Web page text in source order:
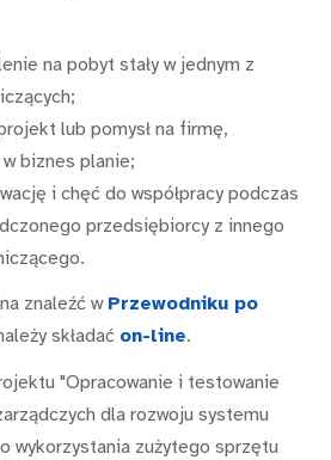
na pobyt stały w jednym z
lub pomysł na firmę,
biznes planie;
i chęć do współpracy podczas
przedsiębiorcy z innego
znaleźć w Przewodniku po
składać on-line.
"Opracowanie i testowanie
dla rozwoju systemu
wykorzystania zużytego sprzętu